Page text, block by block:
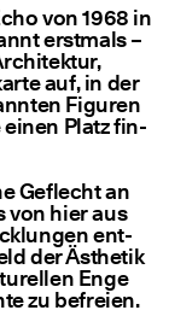
von 1968 in
erst­mals –
auf, in der
Figu­ren
einen Platz fin­
Geflecht an
von hier aus
ent­
der Ästhe­tik
Enge
zu befreien.